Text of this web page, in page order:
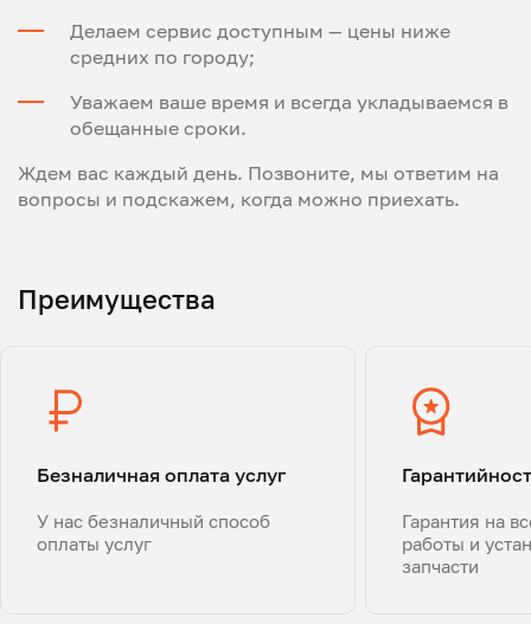
Делаем сервис доступным — цены ниже
средних по городу;
Уважаем ваше время и всегда укладываемся в
обещанные сроки.
Ждем вас каждый день. Позвоните, мы ответим на
вопросы и подскажем, когда можно приехать.
Преимущества
Безналичная оплата услуг
У нас безналичный способ
оплаты услуг
Гарантия на
работы и
запчасти